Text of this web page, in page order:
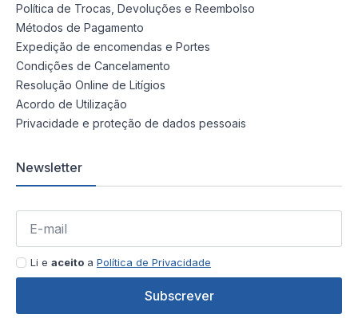
Política de Trocas, Devoluções e Reembolso
Métodos de Pagamento
Expedição de encomendas e Portes
Condições de Cancelamento
Resolução Online de Litígios
Acordo de Utilização
Privacidade e proteção de dados pessoais
Newsletter
Li e aceito a Política de Privacidade
Subscrever